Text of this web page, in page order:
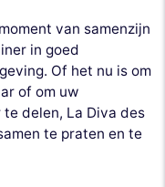
van samenzijn
in goed
Of het nu is om
of om uw
delen, La Diva des
te praten en te